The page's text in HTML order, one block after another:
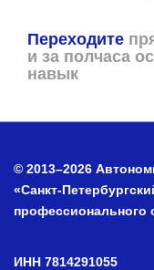
Переходите
и за полчаса
навык
© 2013–2026
«Санкт-
ИНН 7814291055